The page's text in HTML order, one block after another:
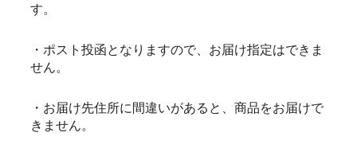
す。
・ポスト投函となりますので、お届け指定はできま
せん。
・お届け先住所に間違いがあると、商品をお届けで
きません。